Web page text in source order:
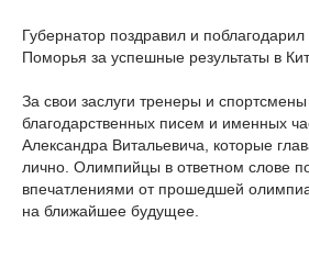
Губернатор поздравил и
Поморья за успешные результаты в
За свои заслуги тренеры и
благодарственных писем и именных
Александра Витальевича, которые
лично. Олимпийцы в ответном слове
впечатлениями от прошедшей
на ближайшее будущее.